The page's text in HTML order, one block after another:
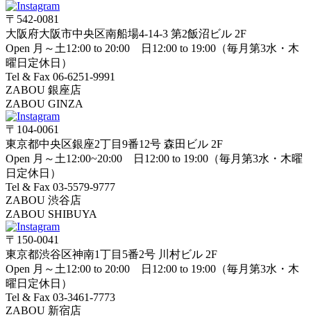
〒542-0081
大阪府大阪市中央区南船場4-14-3 第2飯沼ビル 2F
Open 月～土12:00 to 20:00 日12:00 to 19:00（毎月第3水・木
曜日定休日）
Tel & Fax 06-6251-9991
ZABOU 銀座店
ZABOU GINZA
〒104-0061
東京都中央区銀座2丁目9番12号 森田ビル 2F
Open 月～土12:00~20:00 日12:00 to 19:00（毎月第3水・木曜
日定休日）
Tel & Fax 03-5579-9777
ZABOU 渋谷店
ZABOU SHIBUYA
〒150-0041
東京都渋谷区神南1丁目5番2号 川村ビル 2F
Open 月～土12:00 to 20:00 日12:00 to 19:00（毎月第3水・木
曜日定休日）
Tel & Fax 03-3461-7773
ZABOU 新宿店